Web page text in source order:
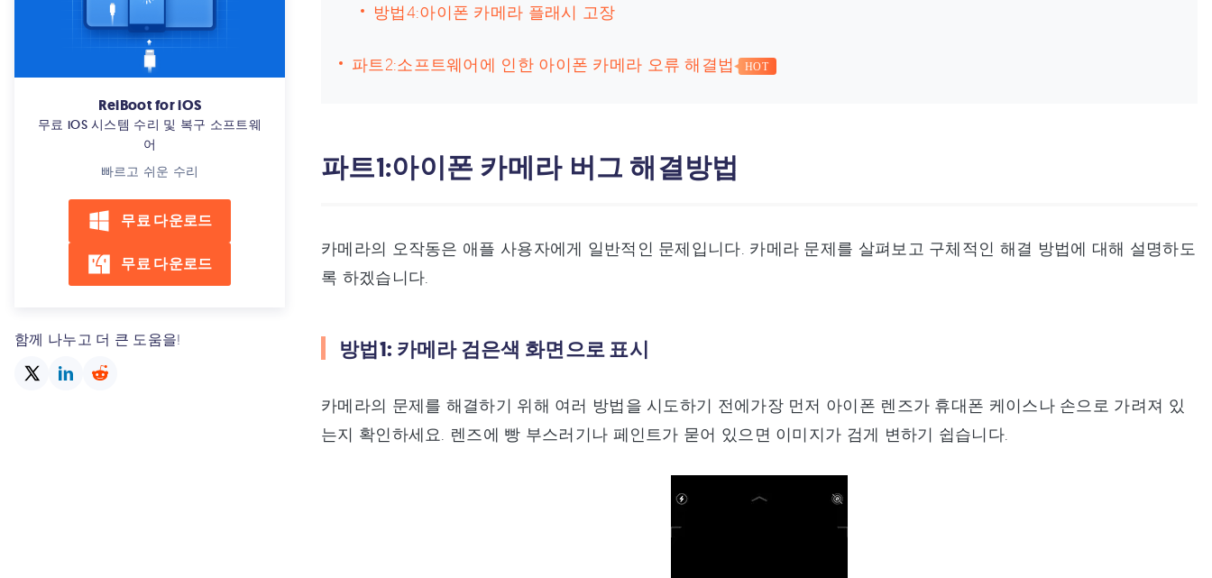
아이폰14/14 프로/14프로맥스 배터
리 잔량 확인 설정 방법
아이폰 14/14 프로/14 프로맥스 가
ReiBoot for iOS
무료 iOS 시스템 수리 및 복구 소프트웨
어
빠르고 쉬운 수리
무료 다운로드
무료 다운로드
함께 나누고 더 큰 도움을!
방법4:아이폰 카메라 플래시 고장
파트2:소프트웨어에 인한 아이폰 카메라 오류 해결법 HOT
파트1:아이폰 카메라 버그 해결방법
카메라의 오작동은 애플 사용자에게 일반적인 문제입니다. 카메라 문제를 살펴보고 구체적인 해결 방법에 대해 설명하도
록 하겠습니다.
방법1: 카메라 검은색 화면으로 표시
카메라의 문제를 해결하기 위해 여러 방법을 시도하기 전에가장 먼저 아이폰 렌즈가 휴대폰 케이스나 손으로 가려져 있
는지 확인하세요. 렌즈에 빵 부스러기나 페인트가 묻어 있으면 이미지가 검게 변하기 쉽습니다.